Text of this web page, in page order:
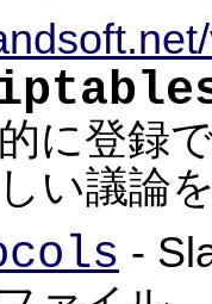
に登録
い議論
-